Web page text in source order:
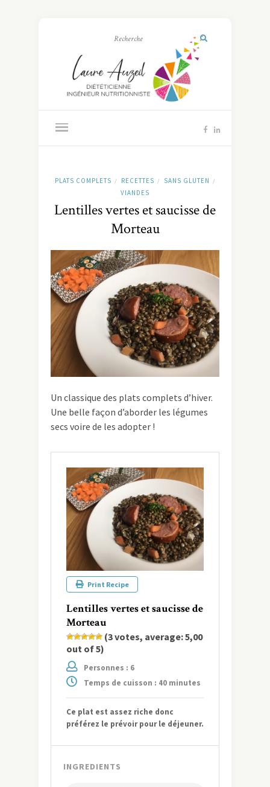
PLATS COMPLETS / RECETTES / SANS GLUTEN /
VIANDES
Lentilles vertes et saucisse de
Morteau
Un classique des plats complets d’hiver.
Une belle façon d’aborder les légumes
secs voire de les adopter !
Print Recipe
Lentilles vertes et saucisse de
Morteau
(3votes, average:5,00
out of 5)
Personnes : 6
Temps de cuisson : 40 minutes
Ce plat est assez riche donc
préférez le prévoir pour le déjeuner.
INGREDIENTS